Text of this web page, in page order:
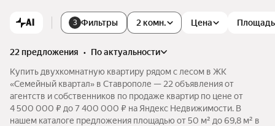
AI 3 Фильтры 2 комн. Цена Площадь
22 предложения •
по актуальности
Купить двухкомнатную квартиру рядом с лесом в ЖК
«Семейный квартал» в Ставрополе — 22 объявления от
агентств и собственников по продаже квартир по цене от
4 500 000 ₽ до 7 400 000 ₽ на Яндекс Недвижимости. В
нашем каталоге предложения площадью от 50 м² до 69,8 м² в